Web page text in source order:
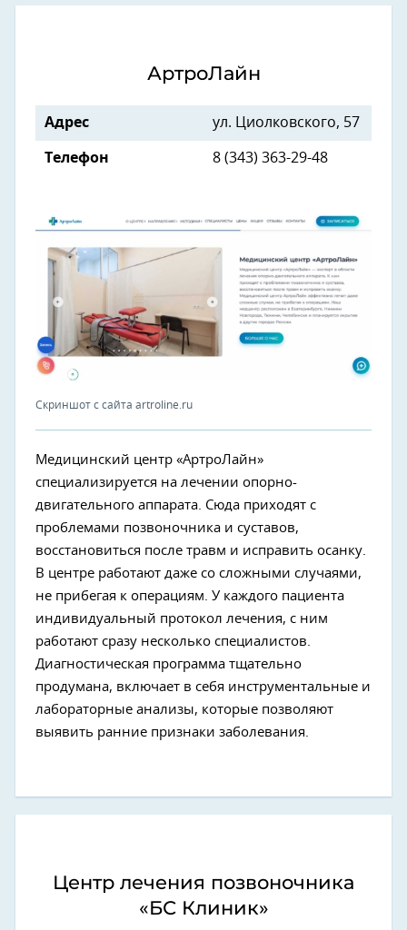
АртроЛайн
Адрес ул. Циолковского, 57
Телефон 8 (343) 363-29-48
Скриншот с сайта artroline.ru
Медицинский центр «АртроЛайн»
специализируется на лечении опорно-
двигательного аппарата. Сюда приходят с
проблемами позвоночника и суставов,
восстановиться после травм и исправить осанку.
В центре работают даже со сложными случаями,
не прибегая к операциям. У каждого пациента
индивидуальный протокол лечения, с ним
работают сразу несколько специалистов.
Диагностическая программа тщательно
продумана, включает в себя инструментальные и
лабораторные анализы, которые позволяют
выявить ранние признаки заболевания.
Центр лечения позвоночника
«БС Клиник»